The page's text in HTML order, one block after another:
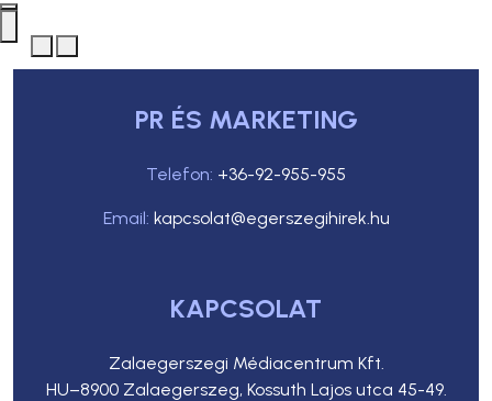
PR ÉS MARKETING
Telefon: +36-92-955-955
Email: kapcsolat@egerszegihirek.hu
KAPCSOLAT
Zalaegerszegi Médiacentrum Kft.
HU–8900 Zalaegerszeg, Kossuth Lajos utca 45-49.